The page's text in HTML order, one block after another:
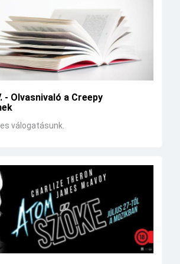
- Olvasnivaló a Creepy
válogatásunk.